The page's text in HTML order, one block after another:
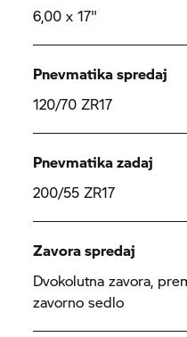
6,00 x 17"
Pnevmatika spredaj
120/70 ZR17
Pnevmatika zadaj
200/55 ZR17
Zavora spredaj
Dvokolutna zavora,
zavorno sedlo